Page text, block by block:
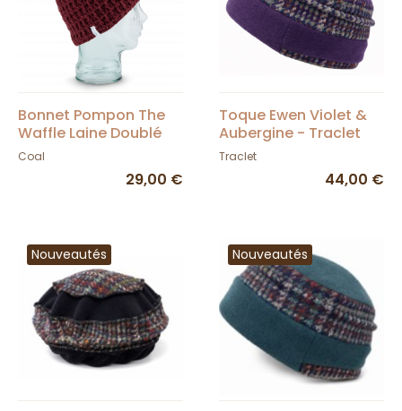
Bonnet Pompon The
Waffle Laine Doublé
Polaire Bordeaux -
Coal
29,00 €
Toque Ewen Violet &
Aubergine - Traclet
Traclet
44,00 €
Nouveautés Nouveautés